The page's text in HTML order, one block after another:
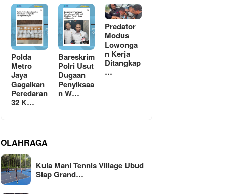
Polda
Metro
Jaya
Gagalkan
Peredaran
32 K…
Bareskrim
Polri Usut
Dugaan
Penyiksaa
n W…
Predator
Modus
Lowonga
n Kerja
Ditangkap
…
OLAHRAGA
Kula Mani Tennis Village Ubud
Siap Grand…